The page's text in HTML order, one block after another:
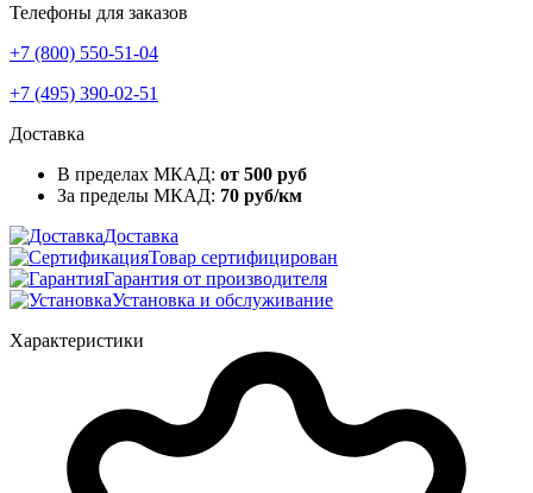
Телефоны для заказов
+7 (800) 550-51-04
+7 (495) 390-02-51
Доставка
В пределах МКАД: от 500 руб
За пределы МКАД: 70 руб/км
Доставка
Товар сертифицирован
Гарантия от производителя
Установка и обслуживание
Характеристики